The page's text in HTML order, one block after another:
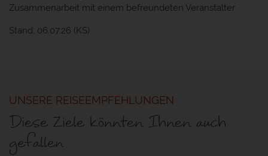
Zusammenarbeit mit einem befreundeten Veranstalter.
Stand: 06.07.26 (KS)
UNSERE REISEEMPFEHLUNGEN
Diese Ziele könnten Ihnen auch
gefallen